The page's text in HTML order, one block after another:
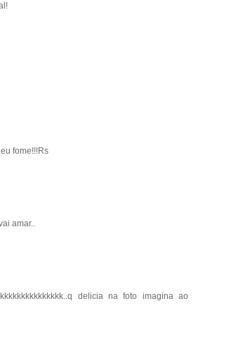
fome!!!Rs
amar..
delicia na foto imagina ao